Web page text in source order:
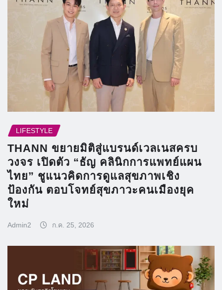
LIFESTYLE
THANN ขยายมิติสู่แบรนด์เวลเนสครบ
วงจร เปิดตัว “ธัญ คลินิกการแพทย์แผน
ไทย” ชูแนวคิดการดูแลสุขภาพเชิง
ป้องกัน ตอบโจทย์สุขภาวะคนเมืองยุค
ใหม่
Admin2 ก.ค. 25, 2026